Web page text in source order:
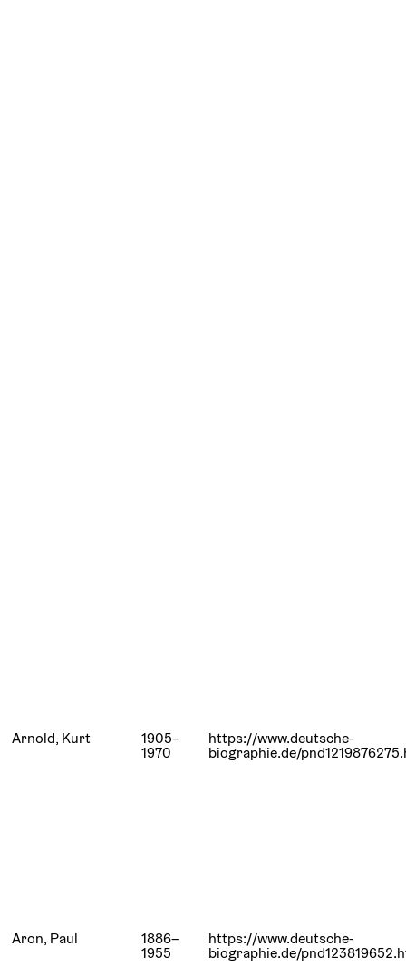
Arnold, Kurt 1905–
1970
https://www.deutsche-
biographie.de/
Aron, Paul 1886–
1955
https://www.deutsche-
biographie.de/